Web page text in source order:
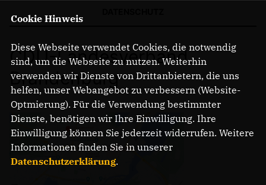
CDU-Landesverband
Brandenburg
Cookie Hinweis
Diese Webseite verwendet Cookies, die notwendig
sind, um die Webseite zu nutzen. Weiterhin
verwenden wir Dienste von Drittanbietern, die uns
helfen, unser Webangebot zu verbessern (Website-
Optmierung). Für die Verwendung bestimmter
Dienste, benötigen wir Ihre Einwilligung. Ihre
Einwilligung können Sie jederzeit widerrufen. Weitere
Informationen finden Sie in unserer
Datenschutzerklärung.